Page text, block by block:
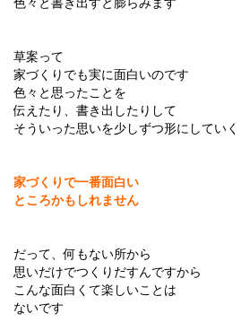
色々と書き出すと膨らみます
草案って
家づくりでも実に面白いのです
色々と思ったことを
伝えたり、書き出したりして
そういった思いを少しずつ形にしていく
家づくりで一番面白い
ところかもしれません
だって、何もない所から
思いだけでつくりだすんですから
こんな面白くて楽しいことは
ないです